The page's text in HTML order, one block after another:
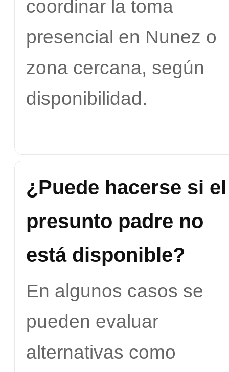
coordinar la toma
presencial en Nunez o
zona cercana, según
disponibilidad.
¿Puede hacerse si el
presunto padre no
está disponible?
En algunos casos se
pueden evaluar
alternativas como